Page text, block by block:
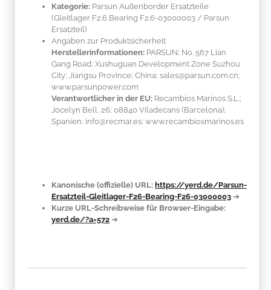
Kategorie: Parsun Außenborder Ersatzteile
(Gleitlager F2.6 Bearing F2.6-03000003 / Parsun
Ersatzteil)
Angaben zur Produktsicherheit
Herstellerinformationen: PARSUN; No. 567 Lian
Gang Road; Xushuguan Development Zone Suzhou
City; Jiangsu Province; China; sales@parsun.com.cn;
www.parsunpower.com
Verantwortlicher in der EU: Recambios Marinos S.L.;
Jocelyn Bell, 26; 08840 Viladecans (Barcelona);
Spanien; info@recmar.es; www.recambiosmarinos.es
Kanonische (offizielle) URL: https://yerd.de/Parsun-
Ersatzteil-Gleitlager-F26-Bearing-F26-03000003 ➔
Kurze URL-Schreibweise für Browser-Eingabe:
yerd.de/?a=572 ➔